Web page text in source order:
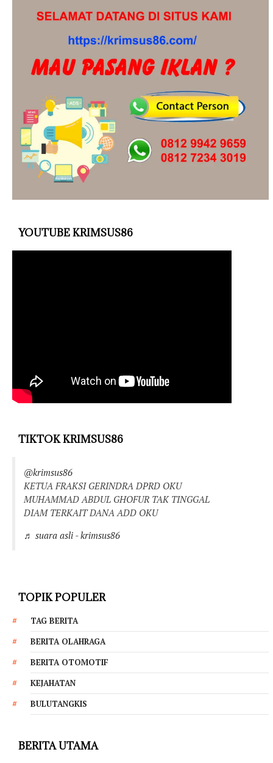
YOUTUBE KRIMSUS86
TIKTOK KRIMSUS86
@krimsus86
KETUA FRAKSI GERINDRA DPRD OKU
MUHAMMAD ABDUL GHOFUR TAK TINGGAL
DIAM TERKAIT DANA ADD OKU
♬ suara asli - krimsus86
TOPIK POPULER
TAG BERITA
BERITA OLAHRAGA
BERITA OTOMOTIF
KEJAHATAN
BULUTANGKIS
BERITA UTAMA